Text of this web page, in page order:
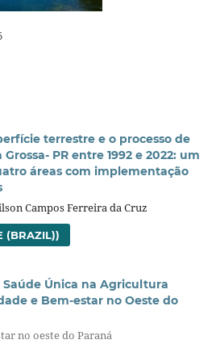
terrestre e o processo de
PR entre 1992 e 2022: um
áreas com implementação
Campos Ferreira da Cruz
(BRAZIL))
Única na Agricultura
e Bem-estar no Oeste do
no oeste do Paraná